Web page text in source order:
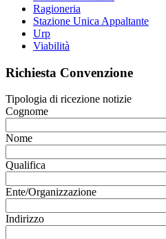
Ragioneria
Stazione Unica Appaltante
Urp
Viabilità
Richiesta Convenzione
Tipologia di ricezione notizie
Cognome
Nome
Qualifica
Ente/Organizzazione
Indirizzo